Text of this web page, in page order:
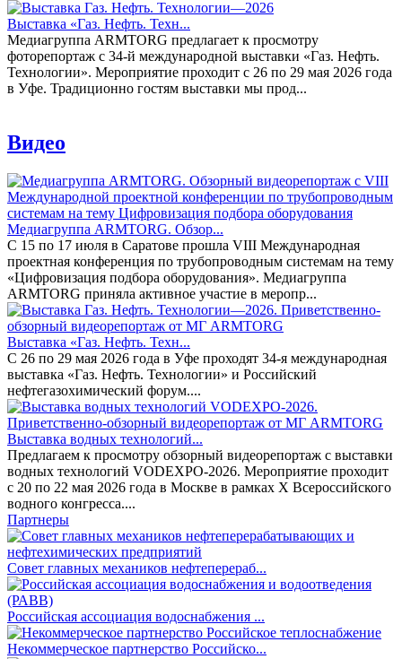
Выставка «Газ. Нефть. Техн...
Медиагруппа ARMTORG предлагает к просмотру
фоторепортаж с 34-й международной выставки «Газ. Нефть.
Технологии». Мероприятие проходит с 26 по 29 мая 2026 года
в Уфе. Традиционно гостям выставки мы прод...
Видео
Медиагруппа ARMTORG. Обзор...
С 15 по 17 июля в Саратове прошла VIII Международная
проектная конференция по трубопроводным системам на тему
«Цифровизация подбора оборудования». Медиагруппа
ARMTORG приняла активное участие в меропр...
Выставка «Газ. Нефть. Техн...
С 26 по 29 мая 2026 года в Уфе проходят 34-я международная
выставка «Газ. Нефть. Технологии» и Российский
нефтегазохимический форум....
Выставка водных технологий...
Предлагаем к просмотру обзорный видеорепортаж с выставки
водных технологий VODEXPO-2026. Мероприятие проходит
с 20 по 22 мая 2026 года в Москве в рамках X Всероссийского
водного конгресса....
Партнеры
Совет главных механиков нефтеперераб...
Российская ассоциация водоснабжения ...
Некоммерческое партнерство Российско...